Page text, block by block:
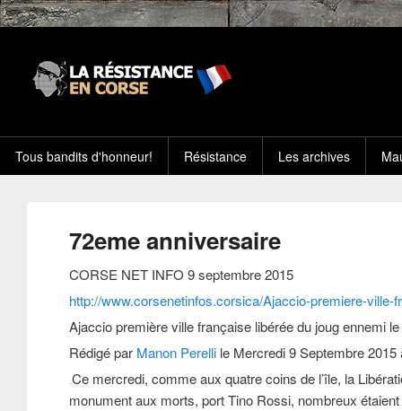
Tous bandits d'honneur! Résistance Les archives
72eme anniversaire
CORSE NET INFO 9 septembre 2015
http://www.corsenetinfos.corsica/Ajaccio-premiere-
Ajaccio première ville française libérée du joug ennemi
Rédigé par Manon Perelli le Mercredi 9 Septembre
Ce mercredi, comme aux quatre coins de l’île, la
monument aux morts, port Tino Rossi, nombreux